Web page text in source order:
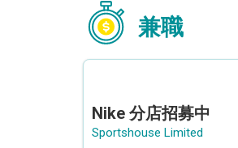
兼職
Nike 分店招募中
Sportshouse Limited